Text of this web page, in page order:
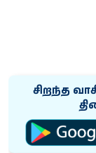
சிறந்த